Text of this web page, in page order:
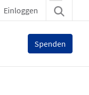
Einloggen
Spenden